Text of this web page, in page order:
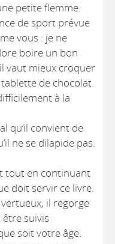
petite flemme.
de sport prévue
vous : je ne
boire un bon
vaut mieux croquer
de chocolat.
à la
qu’il convient de
ne se dilapide pas.
tout en continuant
doit servir ce livre.
il regorge
suivis
soit votre âge.